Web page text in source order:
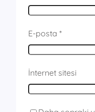
E-posta *
İnternet sitesi